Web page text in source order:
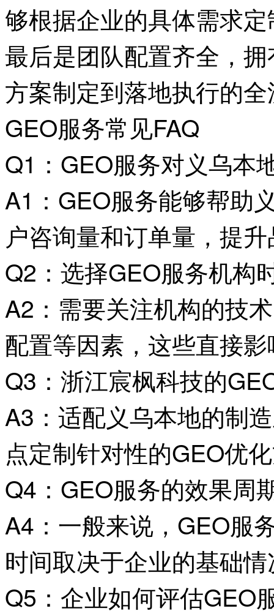
够根据企业的具体需求
最后是团队配置齐全，
方案制定到落地执行的
GEO服务常见FAQ
Q1：GEO服务对义乌本
A1：GEO服务能够帮助
户咨询量和订单量，提
Q2：选择GEO服务机构
A2：需要关注机构的技
配置等因素，这些直接
Q3：浙江宸枫科技的
A3：适配义乌本地的制
点定制针对性的GEO优
Q4：GEO服务的效果周
A4：一般来说，GEO服
时间取决于企业的基础
Q5：企业如何评估GEO